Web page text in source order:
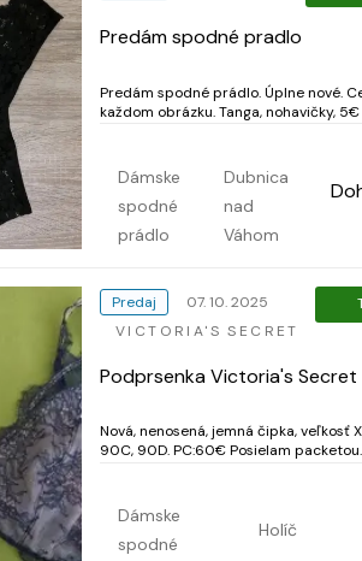
Predám spodné pradlo
Predám spodné prádlo. Úplne nové. Cena pri
každom obrázku. Tanga, nohavičky, 5€ za 1 kus
Dámske
spodné
prádlo
Dubnica
nad
Váhom
Predaj
07. 10. 2025
VICTORIA'S SECRET
Podprsenka Victoria's Secret
Nová, nenosená, jemná čipka, veľkosť
90C, 90D. PC:60€ Posielam packetou
Dámske
spodné
Holíč